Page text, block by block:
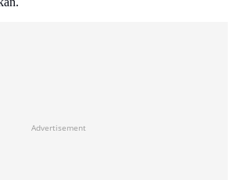
Advertisement